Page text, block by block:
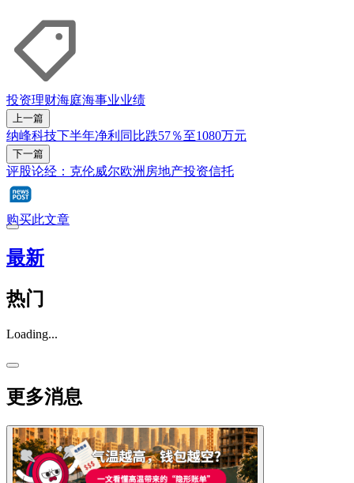
投资理财海庭海事业业绩
上一篇
纳峰科技下半年净利同比跌57％至1080万元
下一篇
评股论经：克伦威尔欧洲房地产投资信托
购买此文章
最新
热门
Loading...
更多消息